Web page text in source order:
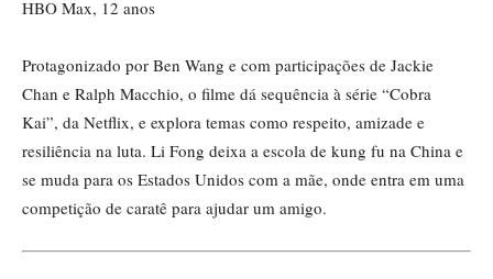
HBO Max, 12 anos
Protagonizado por Ben Wang e com participações de Jackie
Chan e Ralph Macchio, o filme dá sequência à série “Cobra
Kai”, da Netflix, e explora temas como respeito, amizade e
resiliência na luta. Li Fong deixa a escola de kung fu na China e
se muda para os Estados Unidos com a mãe, onde entra em uma
competição de caratê para ajudar um amigo.